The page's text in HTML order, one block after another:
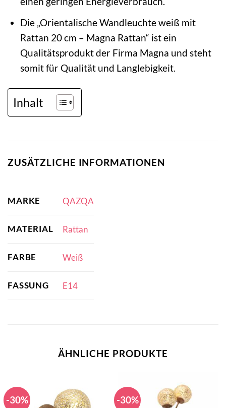
Die „Orientalische Wandleuchte weiß mit
Rattan 20 cm – Magna Rattan“ ist ein
Qualitätsprodukt der Firma Magna und steht
somit für Qualität und Langlebigkeit.
Inhalt
ZUSÄTZLICHE INFORMATIONEN
MARKE QAZQA
MATERIAL Rattan
FARBE Weiß
FASSUNG E14
ÄHNLICHE PRODUKTE
-30% -30%